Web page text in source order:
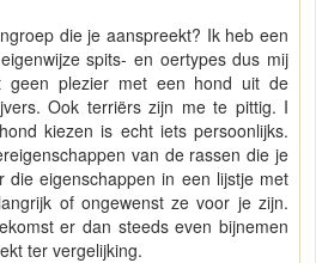
die je aanspreekt? Ik heb een
spits- en oertypes dus mij
geen plezier met een hond uit de
Ook terriërs zijn me te pittig. I
kiezen is echt iets persoonlijks.
van de rassen die je
die eigenschappen in een lijstje met
of ongewenst ze voor je zijn.
er dan steeds even bijnemen
ter vergelijking.